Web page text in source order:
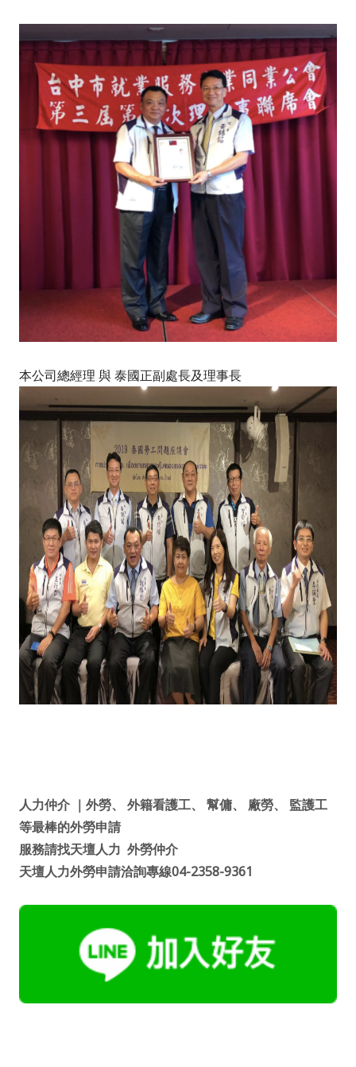
本公司總經理 與 泰國正副處長及理事長
人力仲介 ｜ 外勞、 外籍看護工、 幫傭、 廠勞、 監護工
等最棒的外勞申請
服務請找天壇人力 外勞仲介
天壇人力外勞申請洽詢專線04-2358-9361